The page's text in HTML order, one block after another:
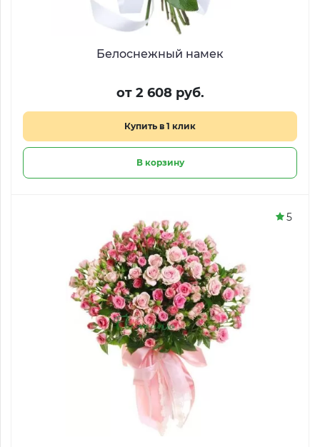
Белоснежный намек
от 2 608 руб.
Купить в 1 клик
В корзину
5